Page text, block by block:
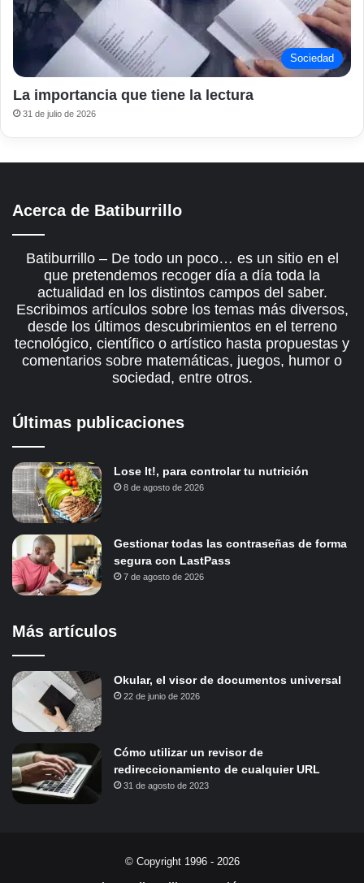
Sociedad
La importancia que tiene la lectura
31 de julio de 2026
Acerca de Batiburrillo
Batiburrillo – De todo un poco… es un sitio en el
que pretendemos recoger día a día toda la
actualidad en los distintos campos del saber.
Escribimos artículos sobre los temas más diversos,
desde los últimos descubrimientos en el terreno
tecnológico, científico o artístico hasta propuestas y
comentarios sobre matemáticas, juegos, humor o
sociedad, entre otros.
Últimas publicaciones
Lose It!, para controlar tu nutrición
8 de agosto de 2026
Gestionar todas las contraseñas de forma
segura con LastPass
7 de agosto de 2026
Más artículos
Okular, el visor de documentos universal
22 de junio de 2026
Cómo utilizar un revisor de
redireccionamiento de cualquier URL
31 de agosto de 2023
© Copyright 1996 - 2026